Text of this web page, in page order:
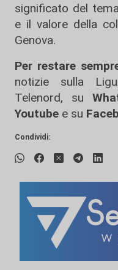
significato del
e il valore della
Genova.
Per restare
notizie sulla
Telenord, su
Youtube e su
Condividi: